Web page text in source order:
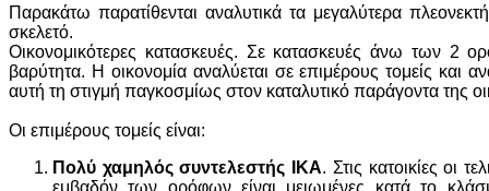
Παρακάτω παρατίθενται αναλυτικά τα μεγαλύτερα
σκελετό.
Οικονομικότερες κατασκευές. Σε κατασκευές άνω των 2
βαρύτητα. Η οικονομία αναλύεται σε επιμέρους τομείς και
αυτή τη στιγμή παγκοσμίως στον καταλυτικό παράγοντα της
Οι επιμέρους τομείς είναι:
Πολύ χαμηλός συντελεστής ΙΚΑ. Στις κατοικίες οι
εμβαδόν των ορόφων είναι μειωμένες κατά το